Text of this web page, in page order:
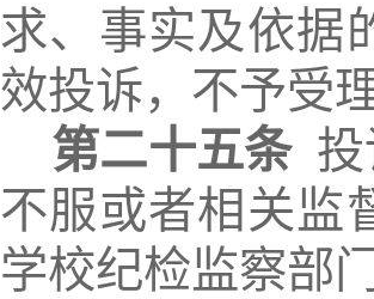
求、事实及依据
效投诉，不予受
第二十五条
不服或者相关监
学校纪检监察部